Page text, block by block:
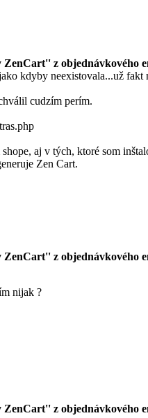
z objednávkového
kdyby neexistovala...už fakt
cudzím perím.
aj v tých, ktoré som
Zen Cart.
z objednávkového
nijak ?
z objednávkového